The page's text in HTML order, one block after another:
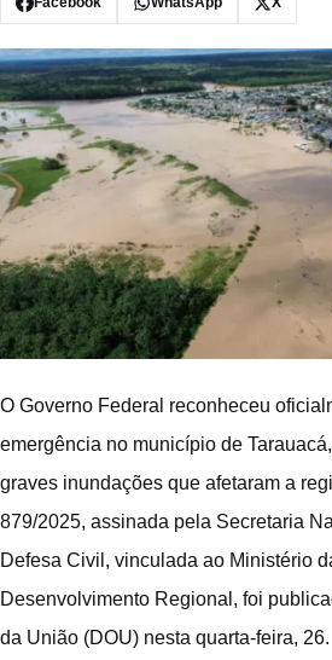
O Governo Federal reconheceu
emergência no município de
graves inundações que afetaram a
879/2025, assinada pela Secretaria
Defesa Civil, vinculada ao Ministério
Desenvolvimento Regional, foi
da União (DOU) nesta quarta-feira, 26.